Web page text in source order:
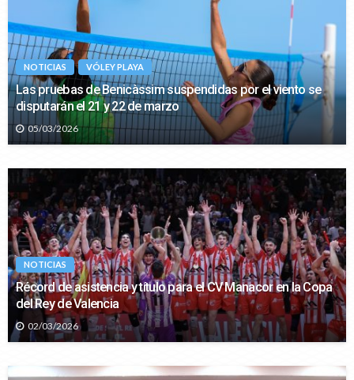
NOTICIAS VÓLEY PLAYA
Las pruebas de Benicàssim suspendidas por el viento se
disputarán el 21 y 22 de marzo
05/03/2026
NOTICIAS
Récord de asistencia y título para el CV Manacor en la Copa
del Rey de Valencia
02/03/2026